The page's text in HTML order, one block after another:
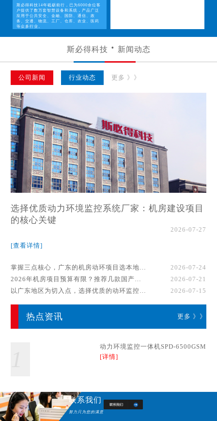
斯必得科技14年砥砺前行，已为6000余位客
户提供了数万套智慧设备和系统，产品广泛
应用于公共安全、金融、国防、通信、政
务、交通、物流、工厂、仓库、农业、医药
等众多行业。
斯必得科技 新闻动态
公司新闻 行业动态 更多 》》
选择优质动力环境监控系统厂家：机房建设项目
的核心关键
2026-07-27
[查看详情]
掌握三点核心，广东的机房动环项目选本地厂家事半功倍！
2026-07-24
2026年机房项目预算有限？推荐几款国产动环监控系统品牌
2026-07-21
以广东地区为切入点，选择优质的动环监控系统厂家
2026-07-15
热点资讯 更多 》》
动力环境监控一体机SPD-6500GSM
[详情]
联系我们
努力只为您的满意